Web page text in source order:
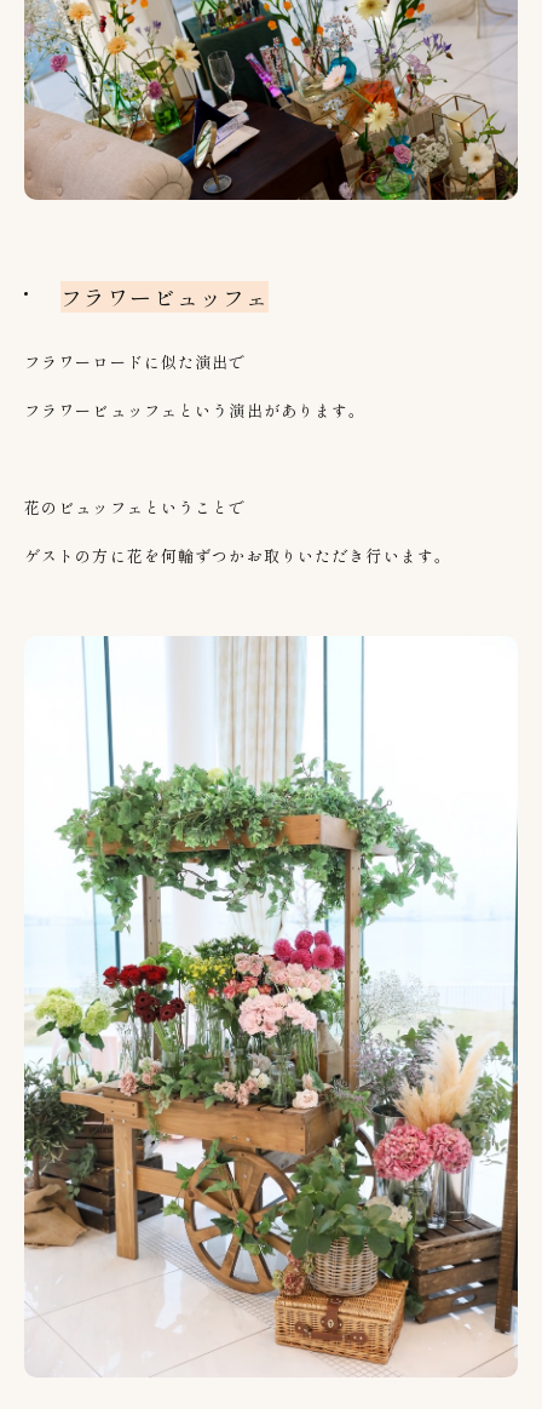
フラワービュッフェ
フラワーロードに似た演出で
フラワービュッフェという演出があります。
花のビュッフェということで
ゲストの方に花を何輪ずつかお取りいただき行います。